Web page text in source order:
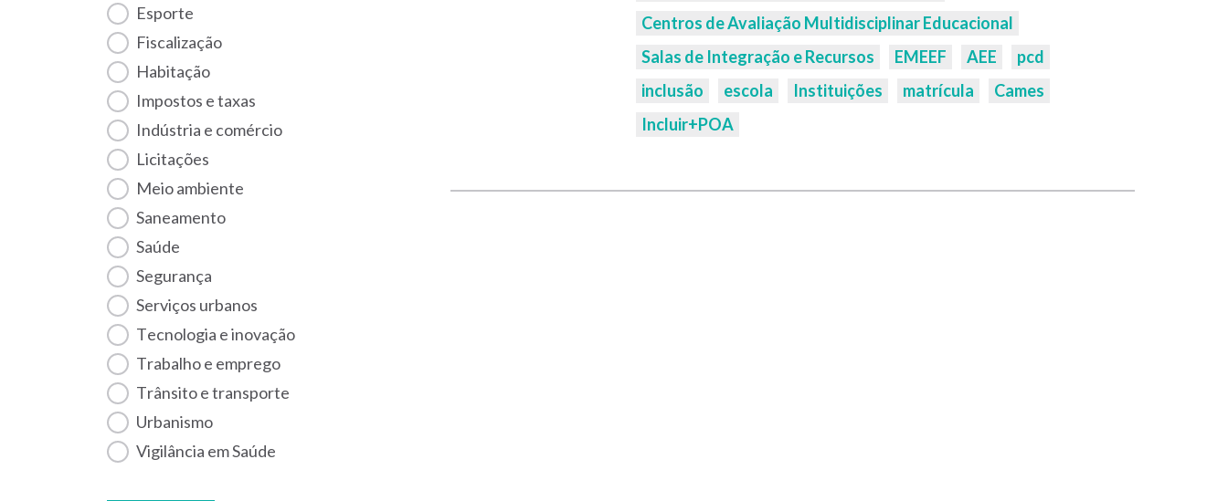
Esporte
Fiscalização
habitação
Impostos e taxas
Indústria e comércio
Licitações
Meio ambiente
Saneamento
Saúde
Segurança
Serviços urbanos
Tecnologia e inovação
Trabalho e emprego
Trânsito e transporte
Urbanismo
Vigilância em Saúde
Centros de Avaliação Multidisciplinar Educacional
Salas de Integração e Recursos
EMEEF AEE
pcd
inclusão
escola Instituições matrícula
Cames
Incluir+POA